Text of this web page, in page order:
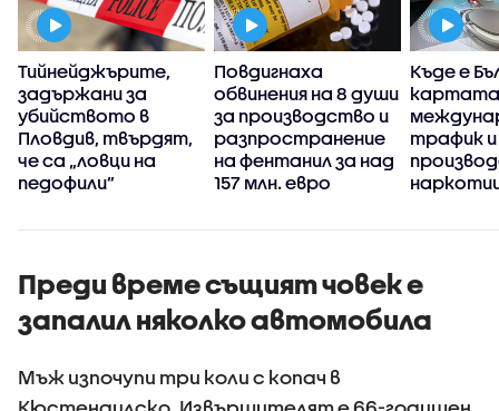
Тийнейджърите,
задържани за
убийството в
Пловдив, твърдят,
че са „ловци на
педофили”
Повдигнаха
обвинения на 8 души
за производство и
разпространение
на фентанил за над
157 млн. евро
Къде е
трафик и
Преди време същият човек е
запалил няколко автомобила
Мъж изпочупи три коли с копач в